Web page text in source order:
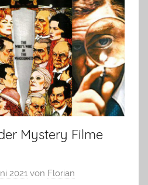
Mystery Filme
2021 von Florian